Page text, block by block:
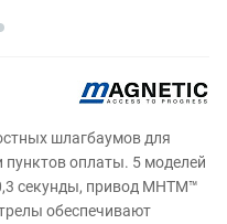
шлагбаумов для
пунктов оплаты. 5 моделей
секунды, привод MHTM™
обеспечивают